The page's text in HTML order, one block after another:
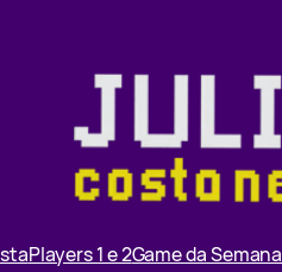
Players 1 e 2Game da Semana